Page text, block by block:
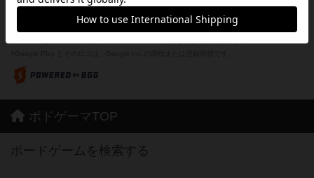
※Apple、Apple のロゴ は、米国および他の国々で登録されたApple Inc.の商標です。
ボドゲーマTOP
ボードゲームを検索する